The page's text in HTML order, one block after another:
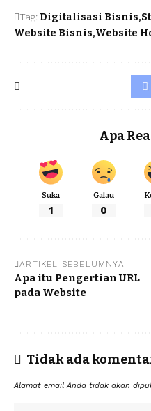
Tag: Digitalisasi Bisnis
Website Bisnis Website
Apa
Suka
1
Galau
0
ARTIKEL SEBELUMNYA
Apa itu Pengertian URL
pada Website
Tidak ada
Alamat email Anda tidak akan